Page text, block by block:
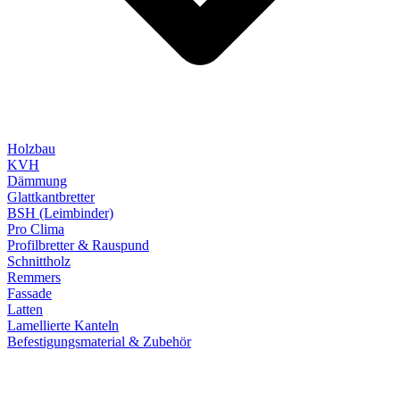
Holzbau
KVH
Dämmung
Glattkantbretter
BSH (Leimbinder)
Pro Clima
Profilbretter & Rauspund
Schnittholz
Remmers
Fassade
Latten
Lamellierte Kanteln
Befestigungsmaterial & Zubehör